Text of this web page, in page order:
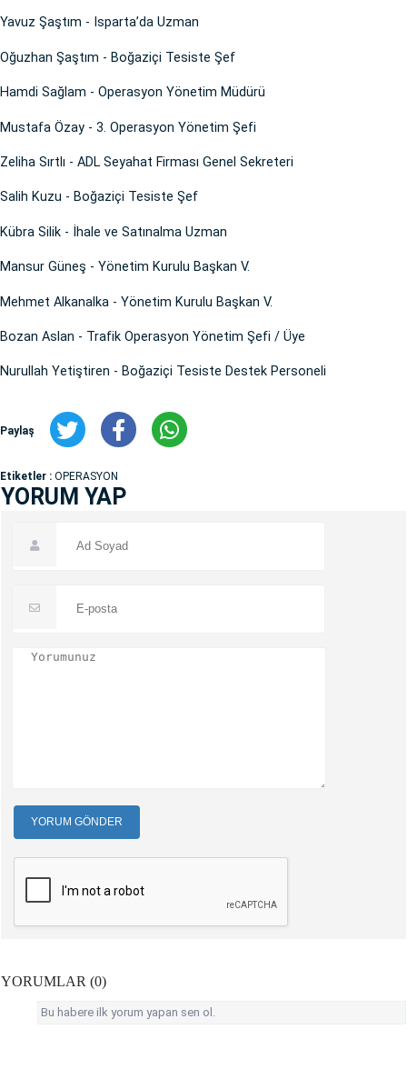
Yavuz Şaştım - Isparta’da Uzman
Oğuzhan Şaştım - Boğaziçi Tesiste Şef
Hamdi Sağlam - Operasyon Yönetim Müdürü
Mustafa Özay - 3. Operasyon Yönetim Şefi
Zeliha Sırtlı - ADL Seyahat Firması Genel Sekreteri
Salih Kuzu - Boğaziçi Tesiste Şef
Kübra Silik - İhale ve Satınalma Uzman
Mansur Güneş - Yönetim Kurulu Başkan V.
Mehmet Alkanalka - Yönetim Kurulu Başkan V.
Bozan Aslan - Trafik Operasyon Yönetim Şefi / Üye
Nurullah Yetiştiren - Boğaziçi Tesiste Destek Personeli
Paylaş
Etiketler : OPERASYON
YORUM YAP
YORUM GÖNDER
YORUMLAR (0)
Bu habere ilk yorum yapan sen ol.